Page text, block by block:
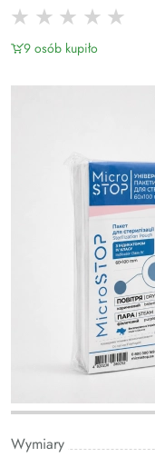
9 osób kupiło
Wymiary